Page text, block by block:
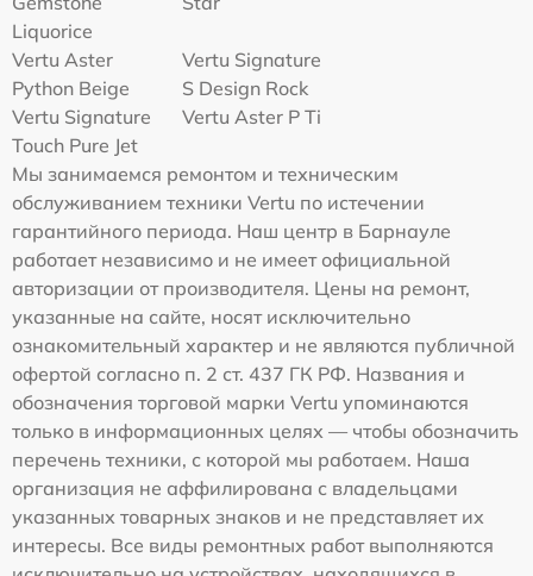
Liquorice
Vertu Aster
Python Beige
Vertu Signature
S Design Rock
Vertu Signature
Touch Pure Jet
Vertu Aster P Ti
Мы занимаемся ремонтом и техническим
обслуживанием техники Vertu по истечении
гарантийного периода. Наш центр в Барнауле
работает независимо и не имеет официальной
авторизации от производителя. Цены на ремонт,
указанные на сайте, носят исключительно
ознакомительный характер и не являются публичной
офертой согласно п. 2 ст. 437 ГК РФ. Названия и
обозначения торговой марки Vertu упоминаются
только в информационных целях — чтобы обозначить
перечень техники, с которой мы работаем. Наша
организация не аффилирована с владельцами
указанных товарных знаков и не представляет их
интересы. Все виды ремонтных работ выполняются